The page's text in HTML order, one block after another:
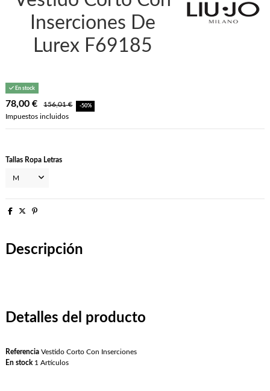
Inserciones De
Lurex F69185
En stock
78,00 € 156,01 € -50%
Impuestos incluidos
Tallas Ropa Letras
Descripción
Detalles del producto
Referencia Vestido Corto Con Inserciones
En stock 1 Artículos